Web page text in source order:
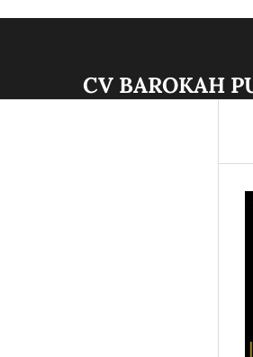
CV BAROKAH